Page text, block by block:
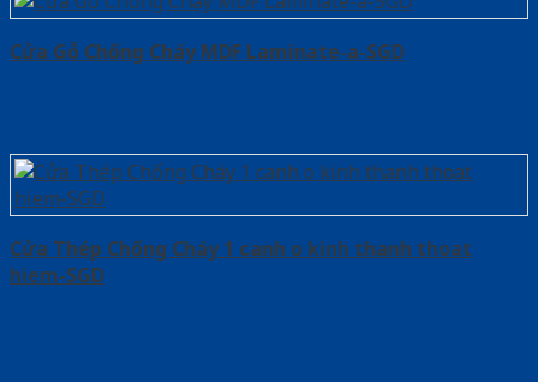
Cửa Gỗ Chống Cháy MDF Laminate-a-SGD
Cửa Thép Chống Cháy 1 canh o kinh thanh thoat
hiem-SGD